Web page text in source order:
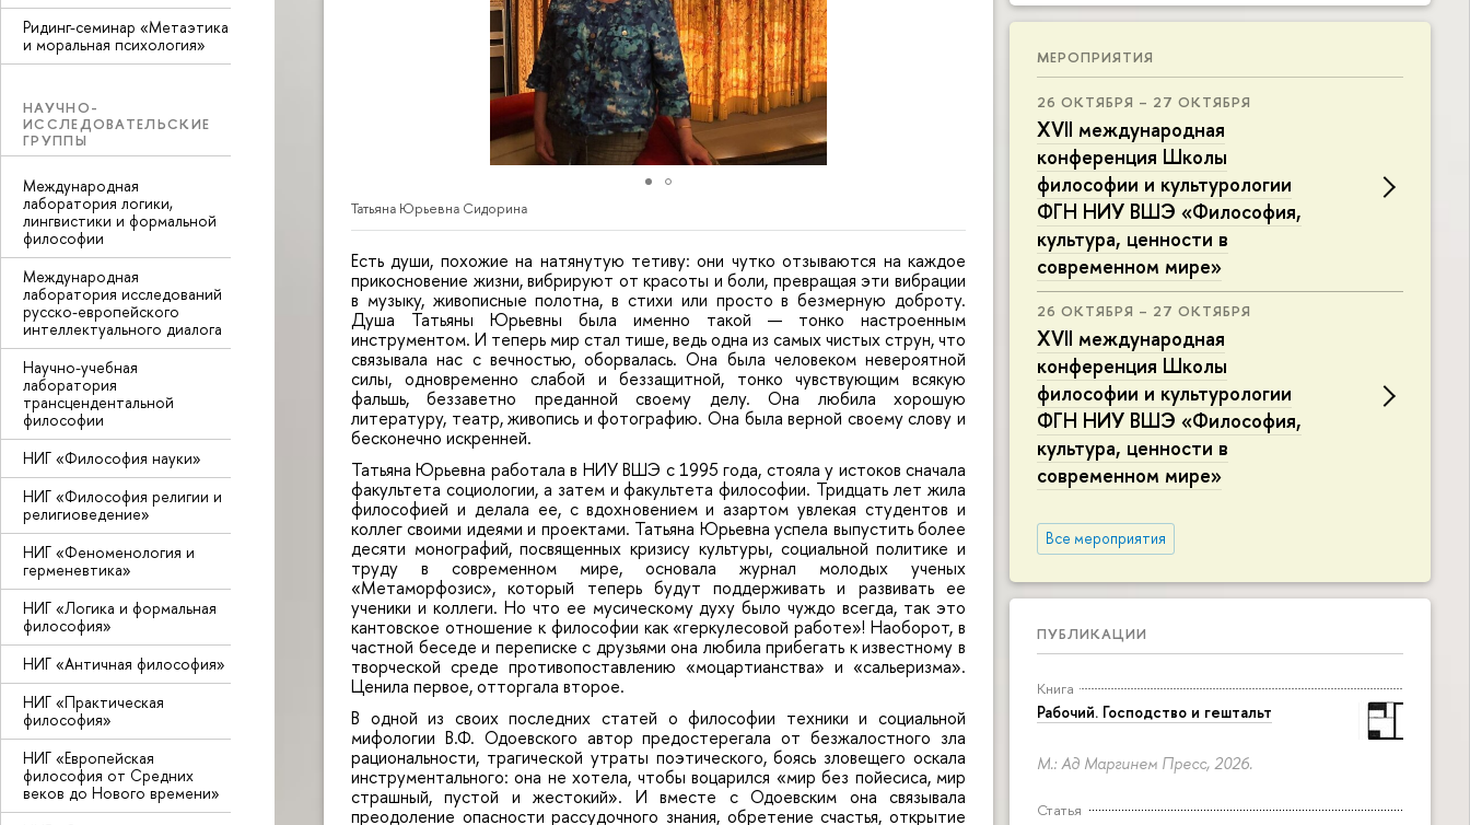
Ридинг-семинар «Метаэтика
и моральная психология»
НАУЧНО-
ИССЛЕДОВАТЕЛЬСКИЕ
ГРУППЫ
Международная
лаборатория логики,
лингвистики и формальной
философии
Международная
лаборатория исследований
русско-европейского
интеллектуального диалога
Научно-учебная
лаборатория
трансцендентальной
философии
НИГ «Философия науки»
НИГ «Философия религии и
религиоведение»
НИГ «Феноменология и
герменевтика»
НИГ «Логика и формальная
философия»
НИГ «Античная философия»
НИГ «Практическая
философия»
НИГ «Европейская
философия от Средних
веков до Нового времени»
МЕРОПРИЯТИЯ
26 ОКТЯБРЯ – 27 ОКТЯБРЯ
XVII международная
конференция Школы
философии и культурологии
ФГН НИУ ВШЭ «Философия,
культура, ценности в
современном мире»
26 ОКТЯБРЯ – 27 ОКТЯБРЯ
XVII международная
конференция Школы
философии и культурологии
ФГН НИУ ВШЭ «Философия,
культура, ценности в
современном мире»
Все мероприятия
ПУБЛИКАЦИИ
Книга
Рабочий. Господство и гештальт
М.: Ад Маргинем Пресс, 2026.
Статья
Татьяна Юрьевна Сидорина
Есть души, похожие на натянутую тетиву: они чутко отзываются на каждое
прикосновение жизни, вибрируют от красоты и боли, превращая эти вибрации
в музыку, живописные полотна, в стихи или просто в безмерную доброту.
Душа Татьяны Юрьевны была именно такой — тонко настроенным
инструментом. И теперь мир стал тише, ведь одна из самых чистых струн, что
связывала нас с вечностью, оборвалась. Она была человеком невероятной
силы, одновременно слабой и беззащитной, тонко чувствующим всякую
фальшь, беззаветно преданной своему делу. Она любила хорошую
литературу, театр, живопись и фотографию. Она была верной своему слову и
бесконечно искренней.
Татьяна Юрьевна работала в НИУ ВШЭ с 1995 года, стояла у истоков сначала
факультета социологии, а затем и факультета философии. Тридцать лет жила
философией и делала ее, с вдохновением и азартом увлекая студентов и
коллег своими идеями и проектами. Татьяна Юрьевна успела выпустить более
десяти монографий, посвященных кризису культуры, социальной политике и
труду в современном мире, основала журнал молодых ученых
«Метаморфозис», который теперь будут поддерживать и развивать ее
ученики и коллеги. Но что ее мусическому духу было чуждо всегда, так это
кантовское отношение к философии как «геркулесовой работе»! Наоборот, в
частной беседе и переписке с друзьями она любила прибегать к известному в
творческой среде противопоставлению «моцартианства» и «сальеризма».
Ценила первое, отторгала второе.
В одной из своих последних статей о философии техники и социальной
мифологии В.Ф. Одоевского автор предостерегала от безжалостного зла
рациональности, трагической утраты поэтического, боясь зловещего оскала
инструментального: она не хотела, чтобы воцарился «мир без пойесиса, мир
страшный, пустой и жестокий». И вместе с Одоевским она связывала
преодоление опасности рассудочного знания, обретение счастья, открытие